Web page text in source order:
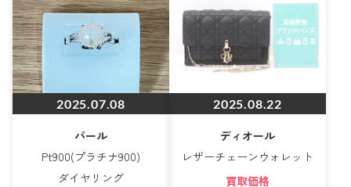
2025.07.08
パール
Pt900(プラチナ900)
ダイヤリング
2025.08.22
ディオール
レザーチェーンウォレット
買取価格